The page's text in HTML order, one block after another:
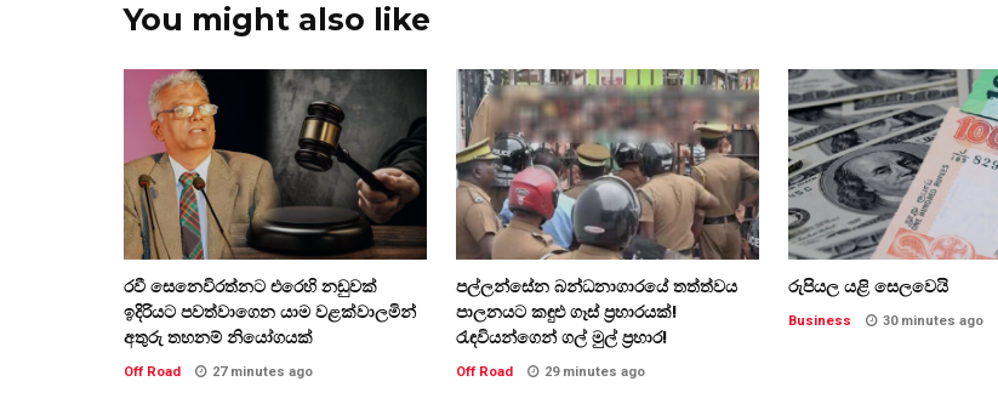
You might also like
රවී සෙනෙවිරත්නට එරෙහි නඩුවක්
ඉදිරියට පවත්වාගෙන යාම වළක්වාලමින්
අතුරු තහනම් නියෝගයක්
Off Road 27 minutes ago
පල්ලන්සේන බන්ධනාගාරයේ තත්ත්වය
පාලනයට කඳුළු ගෑස් ප්‍රහාරයක්!
රැඳවියන්ගෙන් ගල් මුල් ප්‍රහාර!
Off Road 29 minutes ago
රුපියල යළි සෙලවෙයි
Business 30 minutes ago